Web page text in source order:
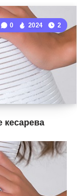
кесарева
0 2024 2